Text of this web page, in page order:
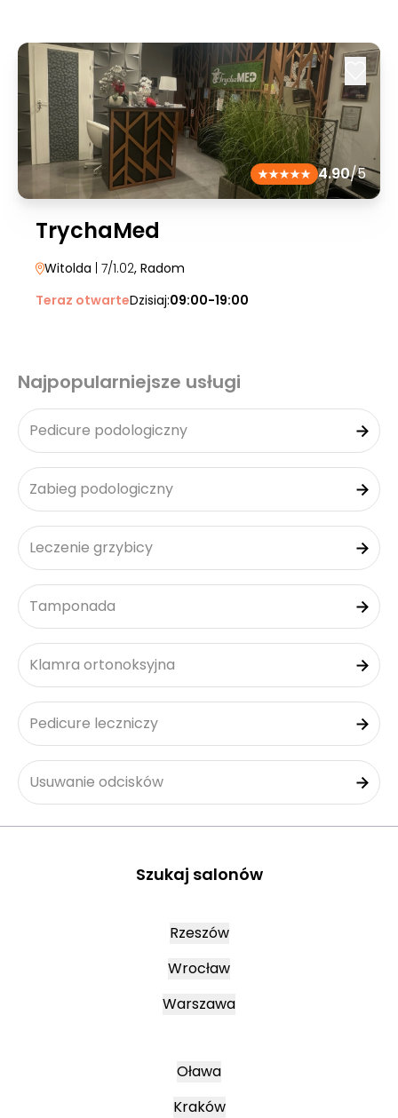
4.90/5
TrychaMed
Witolda | 7/1.02, Radom
Teraz otwarteDzisiaj:09:00-19:00
Najpopularniejsze usługi
Pedicure podologiczny
Zabieg podologiczny
Leczenie grzybicy
Tamponada
Klamra ortonoksyjna
Pedicure leczniczy
Usuwanie odcisków
Szukaj salonów
Rzeszów
Wrocław
Warszawa
Oława
Kraków